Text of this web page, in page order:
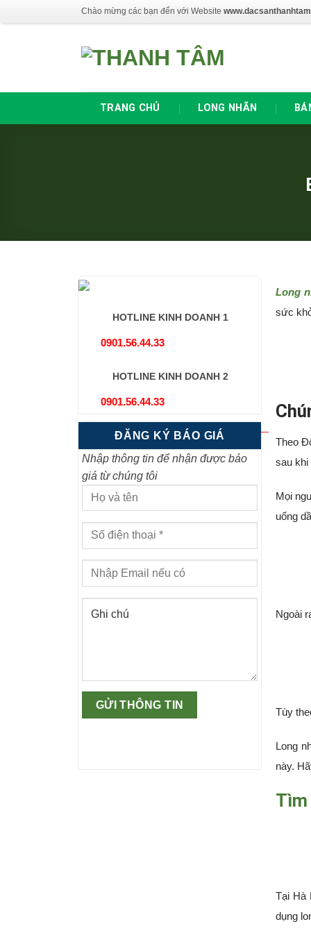
to
Chào mừng các bạn đến với Website
TRANG CHỦ LONG NHÃN
HOTLINE KINH DOANH 1
0901.56.44.33
HOTLINE KINH DOANH 2
0901.56.44.33
ĐĂNG KÝ BÁO GIÁ
Nhập thông tin để nhận được báo
giá từ chúng tôi
Long
sức
Theo
sau
Mọi
uống
Ngoài
Tùy
Long
này.
Tìm
Tại Hà
dụng